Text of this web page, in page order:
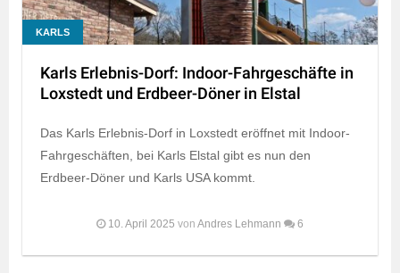
KARLS
Karls Erlebnis-Dorf: Indoor-Fahrgeschäfte in
Loxstedt und Erdbeer-Döner in Elstal
Das Karls Erlebnis-Dorf in Loxstedt eröffnet mit Indoor-
Fahrgeschäften, bei Karls Elstal gibt es nun den
Erdbeer-Döner und Karls USA kommt.
10. April 2025 von Andres Lehmann 6